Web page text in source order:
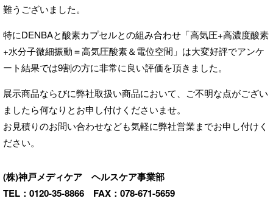
難うございました。
特にDENBAと酸素カプセルとの組み合わせ「高気圧+高濃度酸素
+水分子微細振動＝高気圧酸素＆電位空間」は大変好評でアンケ
ート結果では9割の方に非常に良い評価を頂きました。
展示商品ならびに弊社取扱い商品において、ご不明な点がござい
ましたら何なりとお申し付けくださいませ。
お見積りのお問い合わせなども気軽に弊社営業までお申し付けく
ださい。
(株)神戸メディケア ヘルスケア事業部
TEL：0120-35-8866 FAX：078-671-5659